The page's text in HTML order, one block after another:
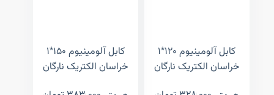
کابل آلومینیوم ۱۲۰*۱
خراسان الکتریک نارگان
کابل آلومینیوم ۱۵۰*۱
خراسان الکتریک نارگان